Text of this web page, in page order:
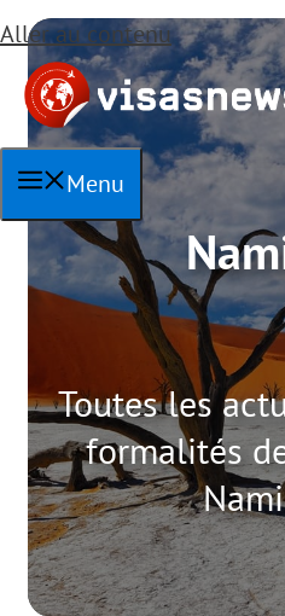
Aller au contenu
Menu
Toutes les
formalités